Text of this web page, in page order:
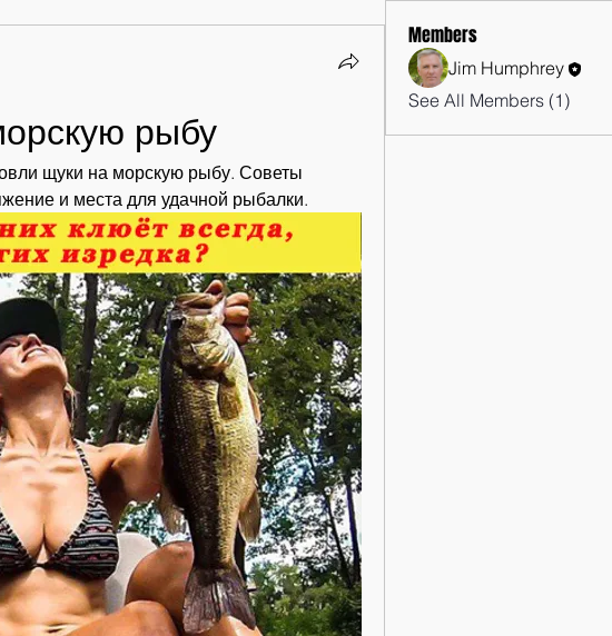
рыбу
щуки на морскую рыбу. Советы
и места для удачной рыбалки.
Members
Jim Humphrey
See All Members (1)